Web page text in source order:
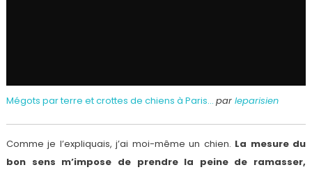
Mégots par terre et crottes de chiens à Paris… par leparisien
Comme je l’expliquais, j’ai moi-même un chien. La mesure du
bon sens m’impose de prendre la peine de ramasser,